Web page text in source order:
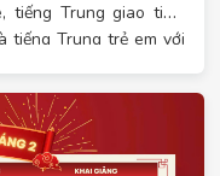
tiếng Trung giao tiếp,
tiếng Trung trẻ em với